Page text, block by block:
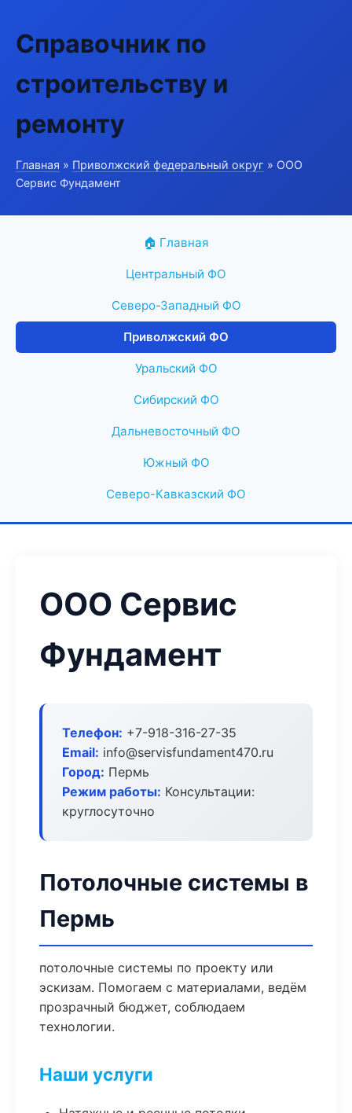
Справочник по
строительству и
ремонту
Главная » Приволжский федеральный округ » ООО
Сервис Фундамент
🏠 Главная
Центральный ФО
Северо-Западный ФО
Приволжский ФО
Уральский ФО
Сибирский ФО
Дальневосточный ФО
Южный ФО
Северо-Кавказский ФО
ООО Сервис
Фундамент
Телефон: +7-918-316-27-35
Email: info@servisfundament470.ru
Город: Пермь
Режим работы: Консультации:
круглосуточно
Потолочные системы в
Пермь
потолочные системы по проекту или
эскизам. Помогаем с материалами, ведём
прозрачный бюджет, соблюдаем
технологии.
Наши услуги